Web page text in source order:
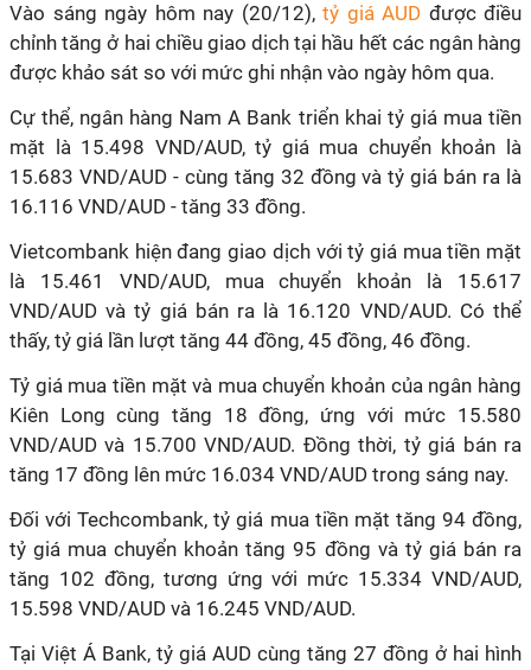
Vào sáng ngày hôm nay (20/12), tỷ giá AUD được điều
chỉnh tăng ở hai chiều giao dịch tại hầu hết các ngân hàng
được khảo sát so với mức ghi nhận vào ngày hôm qua.
Cự thể, ngân hàng Nam A Bank triển khai tỷ giá mua tiền
mặt là 15.498 VND/AUD, tỷ giá mua chuyển khoản là
15.683 VND/AUD - cùng tăng 32 đồng và tỷ giá bán ra là
16.116 VND/AUD - tăng 33 đồng.
Vietcombank hiện đang giao dịch với tỷ giá mua tiền mặt
là 15.461 VND/AUD, mua chuyển khoản là 15.617
VND/AUD và tỷ giá bán ra là 16.120 VND/AUD. Có thể
thấy, tỷ giá lần lượt tăng 44 đồng, 45 đồng, 46 đồng.
Tỷ giá mua tiền mặt và mua chuyển khoản của ngân hàng
Kiên Long cùng tăng 18 đồng, ứng với mức 15.580
VND/AUD và 15.700 VND/AUD. Đồng thời, tỷ giá bán ra
tăng 17 đồng lên mức 16.034 VND/AUD trong sáng nay.
Đối với Techcombank, tỷ giá mua tiền mặt tăng 94 đồng,
tỷ giá mua chuyển khoản tăng 95 đồng và tỷ giá bán ra
tăng 102 đồng, tương ứng với mức 15.334 VND/AUD,
15.598 VND/AUD và 16.245 VND/AUD.
Tại Việt Á Bank, tỷ giá AUD cùng tăng 27 đồng ở hai hình